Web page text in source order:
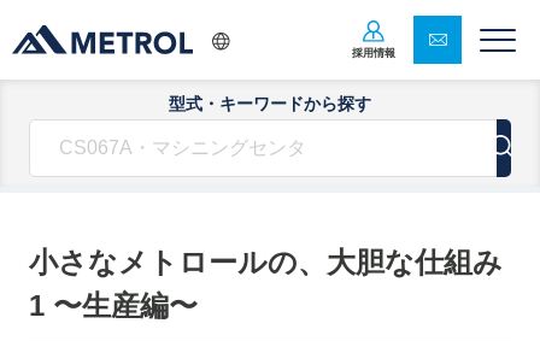
採用情報
型式・キーワードから探す
小さなメトロールの、大胆な仕組み
1 〜生産編〜